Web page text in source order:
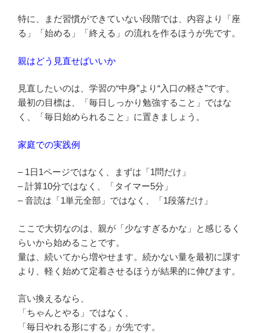
特に、まだ習慣ができていない段階では、内容より「座
る」「始める」「終える」の流れを作るほうが先です。
親はどう見直せばいいか
見直したいのは、学習の“中身”より“入口の軽さ”です。
最初の目標は、「毎日しっかり勉強すること」ではな
く、「毎日始められること」に置きましょう。
家庭での実践例
– 1日1ページではなく、まずは「1問だけ」
– 計算10分ではなく、「タイマー5分」
– 音読は「1単元全部」ではなく、「1段落だけ」
ここで大切なのは、親が「少なすぎるかな」と感じるく
らいから始めることです。
量は、続いてから増やせます。続かない量を最初に課す
より、軽く始めて定着させるほうが結果的に伸びます。
言い換えるなら、
「ちゃんとやる」ではなく、
「毎日やれる形にする」が先です。